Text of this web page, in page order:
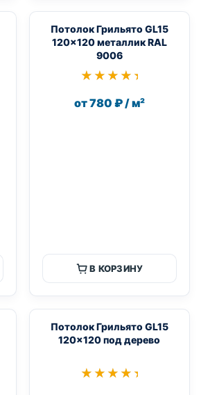
Потолок Грильято GL15
120×120 металлик RAL
9006
★★★★★
★★★★★
от 780 ₽ / м²
В КОРЗИНУ
Потолок Грильято GL15
120×120 под дерево
★★★★★
★★★★★